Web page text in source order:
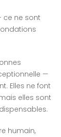
ce ne sont
—
Elles ne font
elles sont
humain,